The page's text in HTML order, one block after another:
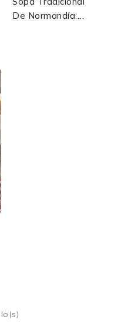
De Normandía: